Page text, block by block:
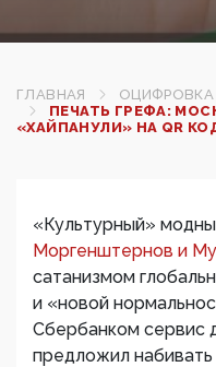
ГЛАВНАЯ
ОЦИФРОВКА
ПЕЧАТЬ ГРЕФА:
«ХАЙПАНУЛИ» НА QR
«Культурный»
Моргенштернов и
сатанизмом
и «новой
Сбербанком сервис
предложил